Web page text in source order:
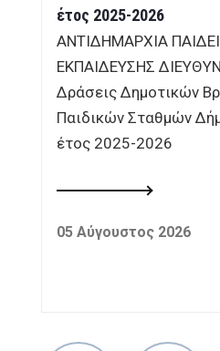
έτος 2025-2026
ΑΝΤΙΔΗΜΑΡΧΙΑ
ΕΚΠΑΙΔΕΥΣΗΣ
Δράσεις Δημοτικών
Παιδικών Σταθμών
έτος 2025-2026
05 Αύγουστος 2026